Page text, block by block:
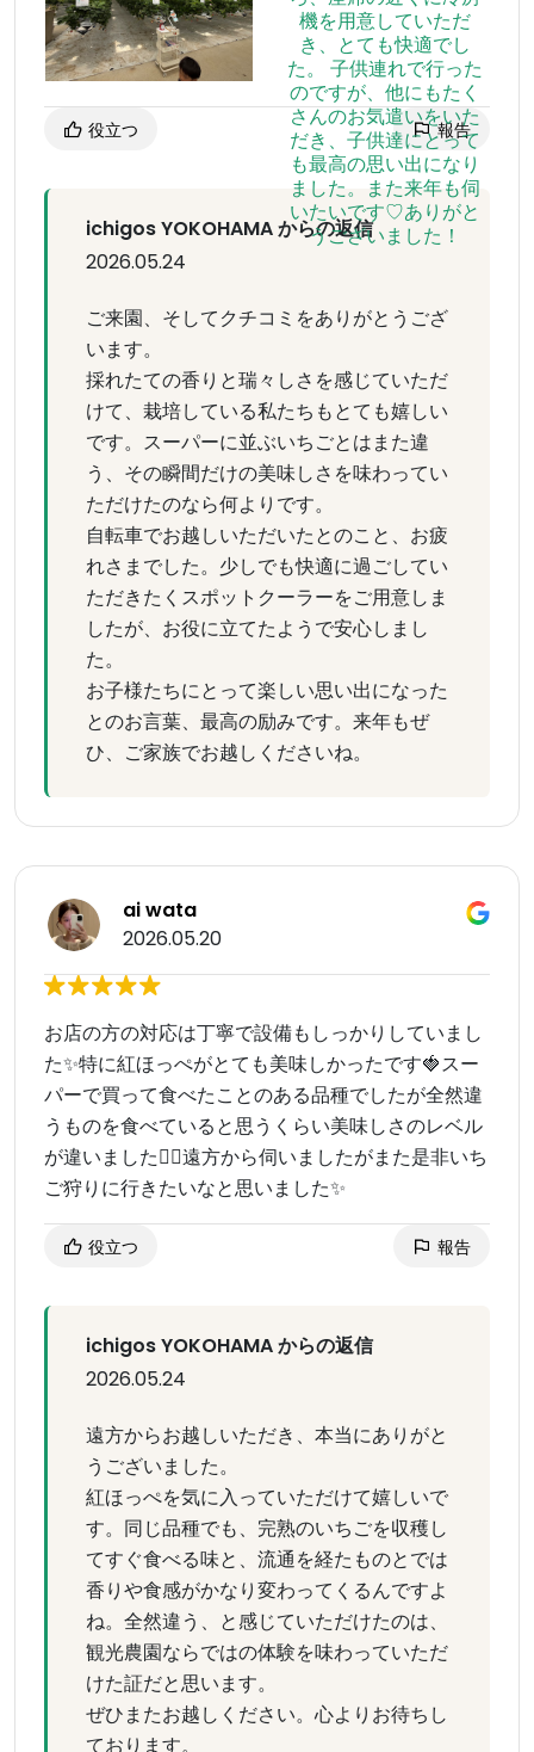
役立つ 報告
ichigos YOKOHAMA からの返信
2026.05.24
ご来園、そしてクチコミをありがとうござ
います。
採れたての香りと瑞々しさを感じていただ
けて、栽培している私たちもとても嬉しい
です。スーパーに並ぶいちごとはまた違
う、その瞬間だけの美味しさを味わってい
ただけたのなら何よりです。
自転車でお越しいただいたとのこと、お疲
れさまでした。少しでも快適に過ごしてい
ただきたくスポットクーラーをご用意しま
したが、お役に立てたようで安心しまし
た。
お子様たちにとって楽しい思い出になった
とのお言葉、最高の励みです。来年もぜ
ひ、ご家族でお越しくださいね。
ai wata
2026.05.20
お店の方の対応は丁寧で設備もしっかりしていまし
た✨️特に紅ほっぺがとても美味しかったです🍓スー
パーで買って食べたことのある品種でしたが全然違
うものを食べていると思うくらい美味しさのレベル
が違いました🙂‍↕️遠方から伺いましたがまた是非いち
ご狩りに行きたいなと思いました✨️
役立つ 報告
ichigos YOKOHAMA からの返信
2026.05.24
遠方からお越しいただき、本当にありがと
うございました。
紅ほっぺを気に入っていただけて嬉しいで
す。同じ品種でも、完熟のいちごを収穫し
てすぐ食べる味と、流通を経たものとでは
香りや食感がかなり変わってくるんですよ
ね。全然違う、と感じていただけたのは、
観光農園ならではの体験を味わっていただ
けた証だと思います。
ぜひまたお越しください。心よりお待ちし
ております。